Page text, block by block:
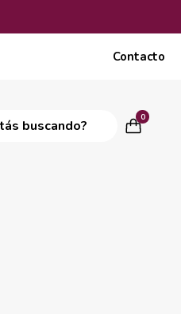
Contacto
0